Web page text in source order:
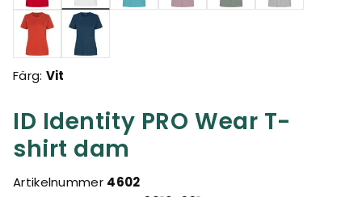
ID Identity PRO Wear T-
shirt dam
Artikelnummer 4602
Valda
Färg: Vit